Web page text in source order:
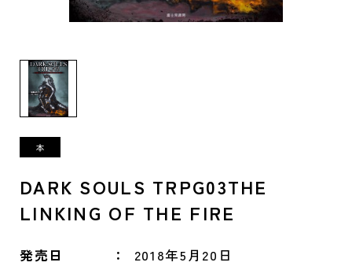
DARK SOULS TRPG03THE
LINKING OF THE FIRE
発売日 2018年5月20日